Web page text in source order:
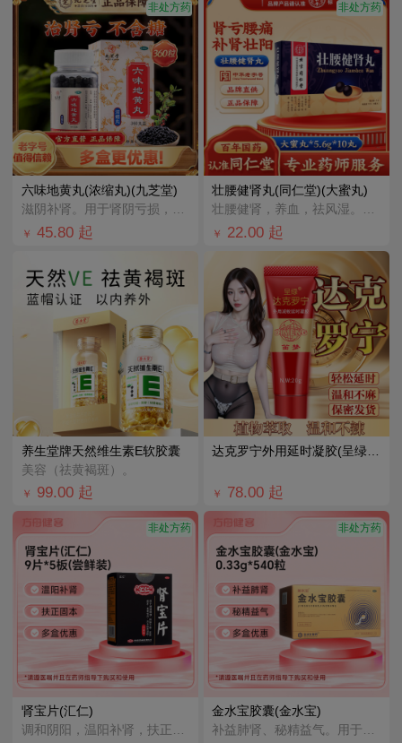
非处方药
六味地黄丸(浓缩丸)(九芝堂)
滋阴补肾。用于肾阴亏损，头晕耳鸣，腰膝酸软，骨蒸潮热，盗汗遗精。
￥ 45.80 起
非处方药
壮腰健肾丸(同仁堂)(大蜜丸)
壮腰健肾，养血，祛风湿。用于肾亏腰痛，膝软无力，小便频数，风湿骨痛，神经衰弱。
￥ 22.00 起
养生堂牌天然维生素E软胶囊
美容（祛黄褐斑）。
￥ 99.00 起 ￥ 78.00 起
非处方药
肾宝片(汇仁)
调和阴阳，温阳补肾，扶正固本。用于腰腿酸痛，精神不振，夜尿频多，畏寒怕冷，妇女白带清稀。
非处方药
金水宝胶囊(金水宝)
补益肺肾、秘精益气。用于肺肾两虚，精气不足，久咳虚喘，神疲乏力，不寐健忘，腰膝酸软，月经不调，阳痿早